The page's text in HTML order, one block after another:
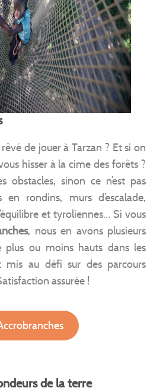
de jouer à Tarzan ? Et si on
hisser à la cime des forêts ?
obstacles, sinon ce n’est pas
en rondins, murs d’escalade,
et tyroliennes… Si vous
, nous en avons plusieurs
plus ou moins hauts dans les
mis au défi sur des parcours
assurée !
de la terre